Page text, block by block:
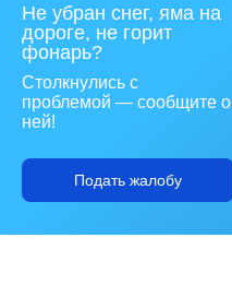
Не убран снег, яма на
дороге, не горит
фонарь?
Столкнулись с
проблемой — сообщите о
ней!
Подать жалобу